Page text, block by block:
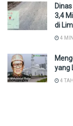
3,4
di
4
yang
4